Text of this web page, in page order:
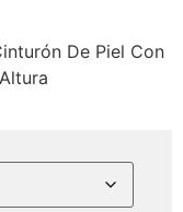
De Piel Con